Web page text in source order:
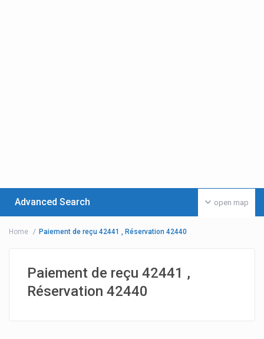
open map
Advanced Search
Home Paiement de reçu 42441 , Réservation 42440
Paiement de reçu 42441 ,
Réservation 42440